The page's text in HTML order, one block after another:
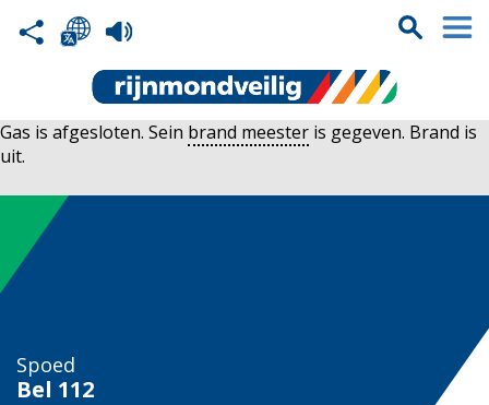
Gas is afgesloten. Sein brand meester is gegeven. Brand is
uit.
Spoed
Bel 112